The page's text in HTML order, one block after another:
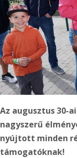
Az augusztus 30-
nagyszerű
nyújtott minden
támogatóknak!